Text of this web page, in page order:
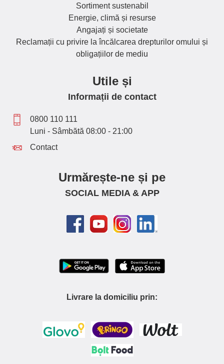
Sortiment sustenabil
Energie, climă și resurse
Angajați și societate
Reclamații cu privire la încălcarea drepturilor omului și
obligațiilor de mediu
Utile și
Informații de contact
0800 110 111
Luni - Sâmbătă 08:00 - 21:00
Contact
Urmărește-ne și pe
SOCIAL MEDIA & APP
Livrare la domiciliu prin: